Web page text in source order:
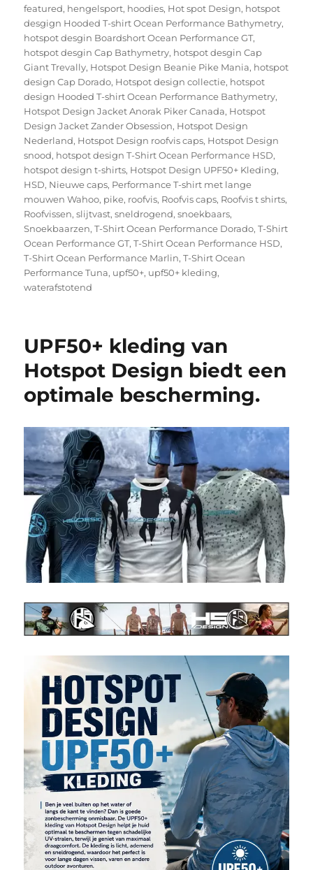
featured, hengelsport, hoodies, Hot spot Design, hotspot
desgign Hooded T-shirt Ocean Performance Bathymetry,
hotspot desgin Boardshort Ocean Performance GT,
hotspot desgin Cap Bathymetry, hotspot desgin Cap
Giant Trevally, Hotspot Design Beanie Pike Mania, hotspot
design Cap Dorado, Hotspot design collectie, hotspot
design Hooded T-shirt Ocean Performance Bathymetry,
Hotspot Design Jacket Anorak Piker Canada, Hotspot
Design Jacket Zander Obsession, Hotspot Design
Nederland, Hotspot Design roofvis caps, Hotspot Design
snood, hotspot design T-Shirt Ocean Performance HSD,
hotspot design t-shirts, Hotspot Design UPF50+ Kleding,
HSD, Nieuwe caps, Performance T-shirt met lange
mouwen Wahoo, pike, roofvis, Roofvis caps, Roofvis t shirts,
Roofvissen,slijtvast,sneldrogend,snoekbaars,
Snoekbaarzen,T-Shirt Ocean Performance Dorado,T-Shirt
Ocean Performance GT,T-Shirt Ocean Performance HSD,
T-Shirt Ocean Performance Marlin,T-Shirt Ocean
Performance Tuna, upf50+, upf50+ kleding,
waterafstotend
UPF50+ kleding van
Hotspot Design biedt een
optimale bescherming.